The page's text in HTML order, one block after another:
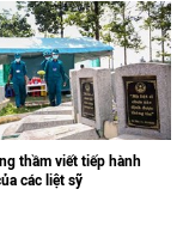
thầm viết tiếp hành
các liệt sỹ